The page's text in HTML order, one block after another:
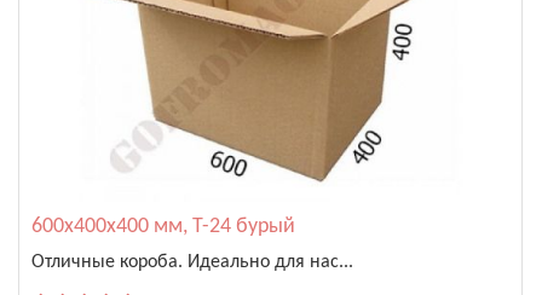
600х400х400 мм, Т-24 бурый
Отличные короба. Идеально для нас...